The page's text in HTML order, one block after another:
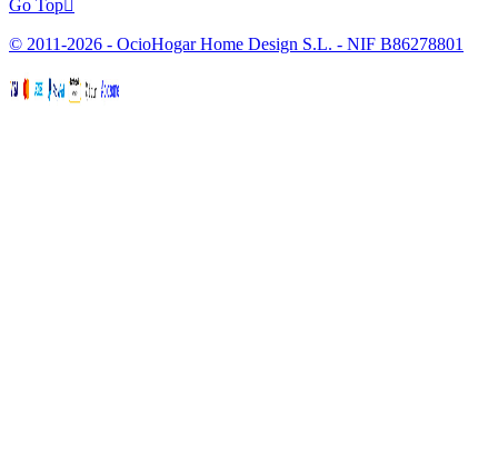
Go Top
© 2011-2026 - OcioHogar Home Design S.L. - NIF B86278801